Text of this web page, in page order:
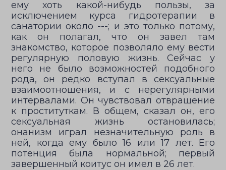
ему хоть какой-нибудь пользы, за
исключением курса гидротерапии в
санатории около ---; и это только потому,
как он полагал, что он завел там
знакомство, которое позволяло ему вести
регулярную половую жизнь. Сейчас у
него не было возможностей подобного
рода, он редко вступал в сексуальные
взаимоотношения, и с нерегулярными
интервалами. Он чувствовал отвращение
к проституткам. В общем, сказал он, его
сексуальная жизнь остановилась;
онанизм играл незначительную роль в
ней, когда ему было 16 или 17 лет. Его
потенция была нормальной; первый
завершенный коитус он имел в 26 лет.